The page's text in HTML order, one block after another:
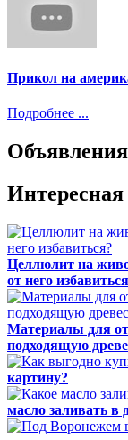
Прикол на
Подробнее ...
Объявления
Целлюлит на
от него
Материалы для
подходящую
картину?
масло заливать в